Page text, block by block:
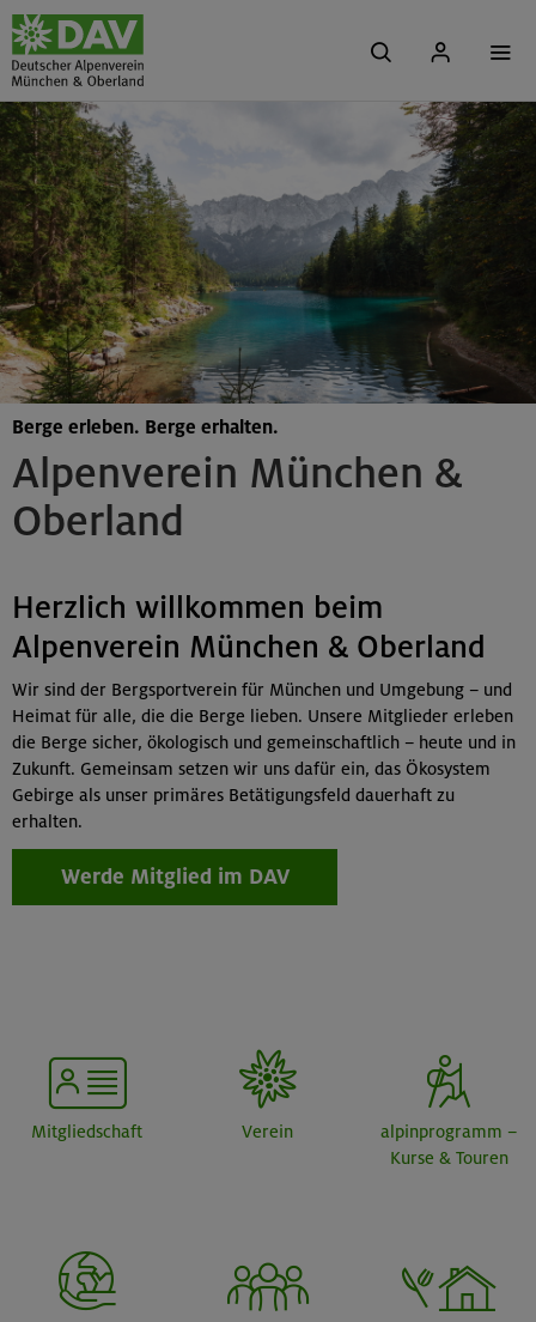
Alpenverein München &
Oberland
Berge erleben. Berge erhalten.
Herzlich willkommen beim
Alpenverein München & Oberland
Wir sind der Bergsportverein für München und Umgebung – und
Heimat für alle, die die Berge lieben. Unsere Mitglieder erleben
die Berge sicher, ökologisch und gemeinschaftlich – heute und in
Zukunft. Gemeinsam setzen wir uns dafür ein, das Ökosystem
Gebirge als unser primäres Betätigungsfeld dauerhaft zu
erhalten.
Werde Mitglied im DAV
Mitgliedschaft Verein
alpinprogramm –
Kurse & Touren